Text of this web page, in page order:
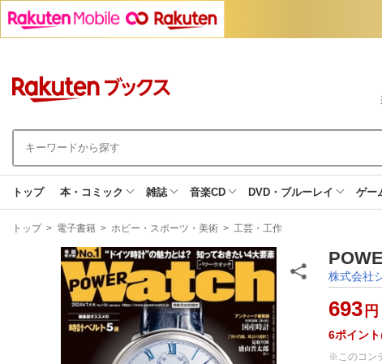
トップ 本・コミック 雑誌 音楽CD DVD・ブルーレイ ゲー
現
トップ > 電子書籍 > ホビー・スポーツ・美術 > 工芸・工作
株式会社
693 円
6ポイント
※このコン